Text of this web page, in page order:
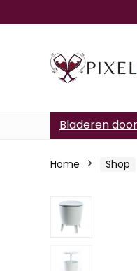
Bladeren
Home Shop